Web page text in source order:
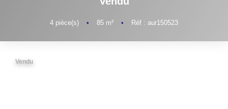
Estimer Vendre
4 pièce(s) • 85 m² • Réf : aur150523
Vendu